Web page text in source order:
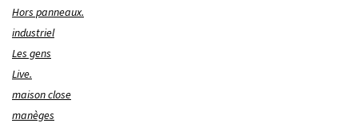
Hors panneaux.
industriel
Les gens
Live.
maison close
manèges